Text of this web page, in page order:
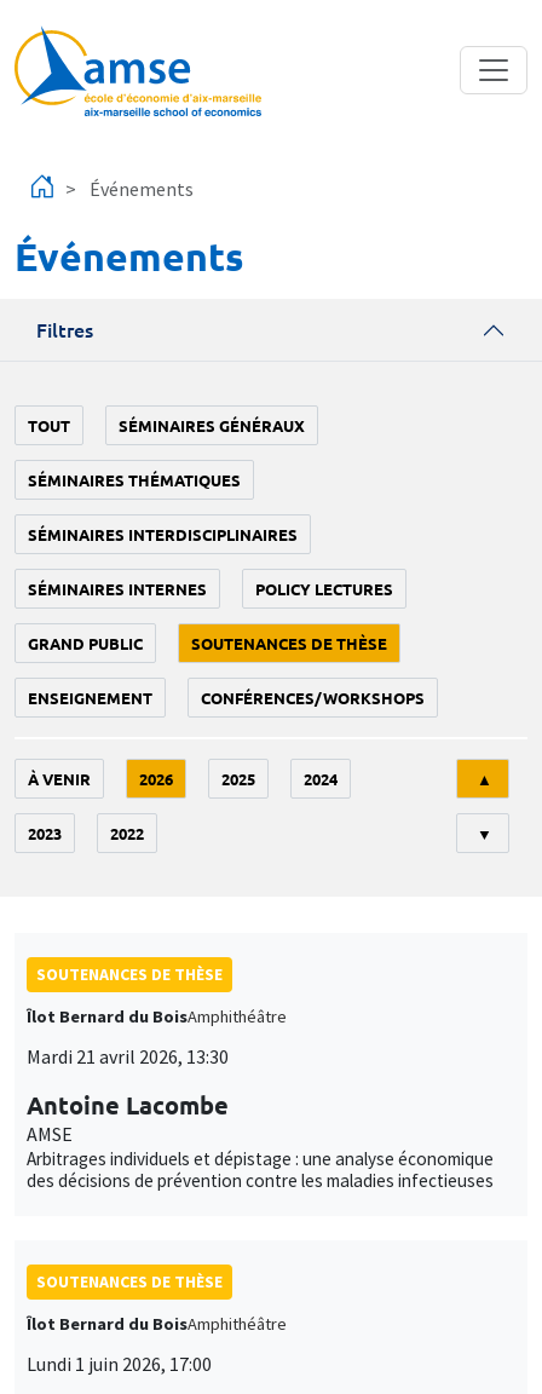
Événements
Événements
Filtres
TOUT SÉMINAIRES GÉNÉRAUX
SÉMINAIRES THÉMATIQUES
SÉMINAIRES INTERDISCIPLINAIRES
SÉMINAIRES INTERNES POLICY LECTURES
GRAND PUBLIC SOUTENANCES DE THÈSE
ENSEIGNEMENT CONFÉRENCES/WORKSHOPS
À VENIR 2026 2025 2024
2023 2022
▲
▼
SOUTENANCES DE THÈSE
Îlot Bernard du BoisAmphithéâtre
Mardi 21 avril 2026, 13:30
Antoine Lacombe
AMSE
Arbitrages individuels et dépistage : une analyse économique
des décisions de prévention contre les maladies infectieuses
SOUTENANCES DE THÈSE
Îlot Bernard du BoisAmphithéâtre
Lundi 1 juin 2026, 17:00